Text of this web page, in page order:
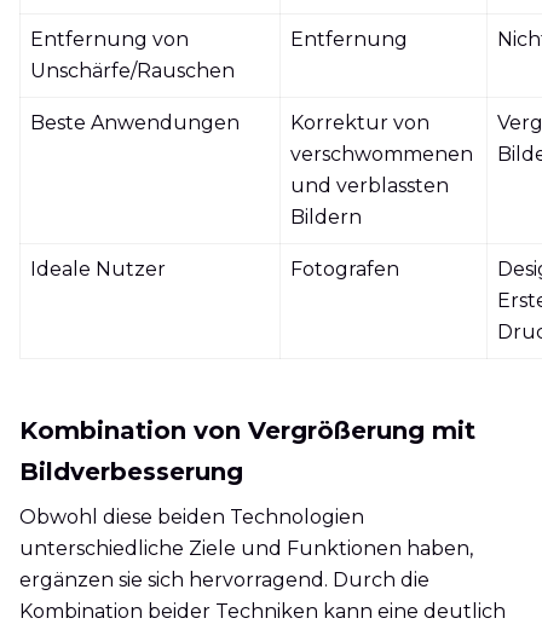
Entfernung von
Unschärfe/Rauschen
Entfernung
Beste Anwendungen
Korrektur von
verschwommenen
und verblassten
Bildern
Ideale Nutzer Fotografen
Kombination von Vergrößerung mit
Bildverbesserung
Obwohl diese beiden Technologien
unterschiedliche Ziele und Funktionen haben,
ergänzen sie sich hervorragend. Durch die
Kombination beider Techniken kann eine deutlich